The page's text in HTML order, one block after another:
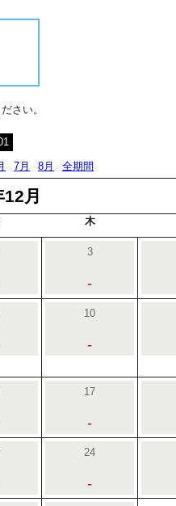
さい。
7月 8月 全期間
月
木
3
-
10
-
17
-
24
-